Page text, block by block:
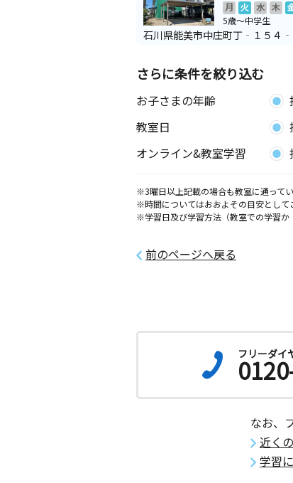
月 火 水 木
5歳～中学生
石川県能美市中庄町丁‐１５４‐
辰口教室
3歳～高校生
Ｄ－２
白江教室
2歳～高校生
石川県小松市白江町ハ７１－１
さらに条件を絞り込む
お子さまの年齢
教室日
オンライン&教室学習
※3曜日以上記載の場合も教室に通って
※時間についてはおおよその目安として
※学習日及び学習方法（教室での学習か
前のページへ戻る
フリーダイ
なお、
近く
学習